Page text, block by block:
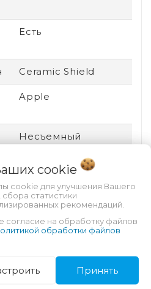
Есть
Ceramic Shield
Apple
Несъемный
Разблокировка по
лицу
3 нм
IP68
cookie
cookie для улучшения Вашего
статистики
рекомендаций.
согласие на обработку файлов
обработки файлов
Принять